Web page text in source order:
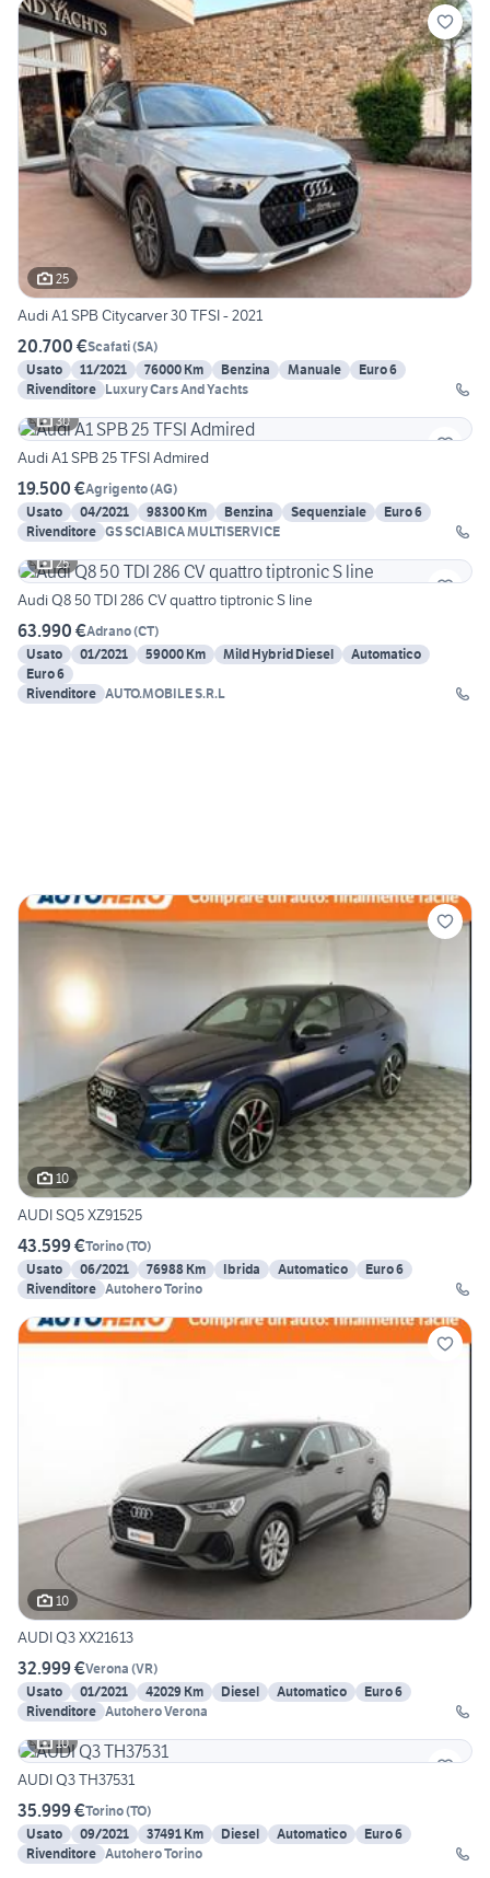
25
Audi A1 SPB Citycarver 30 TFSI - 2021
20.700 €Scafati(SA)
Usato
11/2021 76000 Km Benzina Manuale
Euro 6
Rivenditore Luxury Cars And Yachts
30
Audi A1 SPB 25 TFSI Admired
19.500 €Agrigento(AG)
Usato
04/2021 98300 Km Benzina Sequenziale
Euro 6
Rivenditore GS SCIABICA MULTISERVICE
25
Audi Q8 50 TDI 286 CV quattro tiptronic S line
63.990 €Adrano(CT)
Usato
01/2021 59000 Km Mild Hybrid Diesel
Automatico
Euro 6
Rivenditore AUTO.MOBILE S.R.L
10
AUDI SQ5 XZ91525
43.599 €Torino(TO)
Usato
06/2021 76988 Km Ibrida Automatico
Euro 6
Rivenditore Autohero Torino
10
AUDI Q3 XX21613
32.999 €Verona (VR)
Usato
01/2021 42029 Km Diesel Automatico
Euro 6
Rivenditore Autohero Verona
10
AUDI Q3 TH37531
35.999 €Torino(TO)
Usato
09/2021 37491 Km Diesel Automatico
Euro 6
Rivenditore Autohero Torino